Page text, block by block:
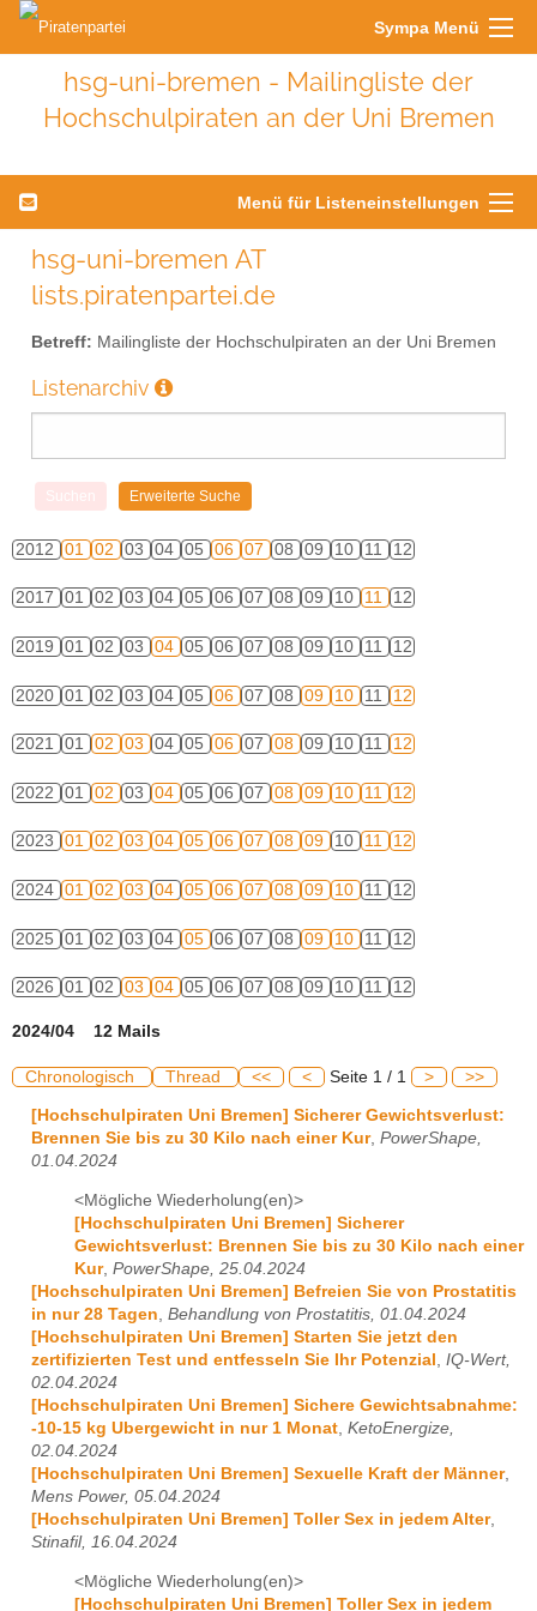
Sympa Menü
hsg-uni-bremen - Mailingliste der
Hochschulpiraten an der Uni Bremen
Menü für Listeneinstellungen
hsg-uni-bremen AT
lists.piratenpartei.de
Betreff: Mailingliste der Hochschulpiraten an der Uni Bremen
Listenarchiv
2012 01 02 03 04 05 06 07 08 09 10 11 12
2017 01 02 03 04 05 06 07 08 09 10 11 12
2019 01 02 03 04 05 06 07 08 09 10 11 12
2020 01 02 03 04 05 06 07 08 09 10 11 12
2021 01 02 03 04 05 06 07 08 09 10 11 12
2022 01 02 03 04 05 06 07 08 09 10 11 12
2023 01 02 03 04 05 06 07 08 09 10 11 12
2024 01 02 03 04 05 06 07 08 09 10 11 12
2025 01 02 03 04 05 06 07 08 09 10 11 12
2026 01 02 03 04 05 06 07 08 09 10 11 12
2024/04 12 Mails
Chronologisch Thread << < Seite 1 / 1 > >>
[Hochschulpiraten Uni Bremen] Sicherer Gewichtsverlust:
Brennen Sie bis zu 30 Kilo nach einer Kur, PowerShape,
01.04.2024
<Mögliche Wiederholung(en)>
[Hochschulpiraten Uni Bremen] Sicherer
Gewichtsverlust: Brennen Sie bis zu 30 Kilo nach einer
Kur, PowerShape, 25.04.2024
[Hochschulpiraten Uni Bremen] Befreien Sie von Prostatitis
in nur 28 Tagen Behandlung von Prostatitis, 01.04.2024
[Hochschulpiraten Uni Bremen] Starten Sie jetzt den
zertifizierten Test und entfesseln Sie Ihr Potenzial
IQ-Wert,
02.04.2024
[Hochschulpiraten Uni Bremen] Sichere Gewichtsabnahme:
-10-15 kg Ubergewicht in nur 1 Monat KetoEnergize,
02.04.2024
[Hochschulpiraten Uni Bremen] Sexuelle Kraft der Männer,
Mens Power, 05.04.2024
[Hochschulpiraten Uni Bremen] Toller Sex in jedem Alter,
Stinafil, 16.04.2024
<Mögliche Wiederholung(en)>
[Hochschulpiraten Uni Bremen] Toller Sex in jedem